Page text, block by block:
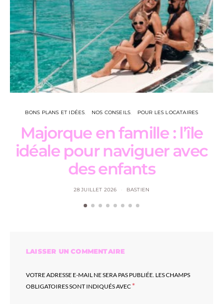
BONS PLANS ET IDÉES NOS CONSEILS POUR LES LOCATAIRES
Majorque en famille : l’île
idéale pour naviguer avec
des enfants
28 JUILLET 2026 BASTIEN
LAISSER UN COMMENTAIRE
VOTRE ADRESSE E-MAIL NE SERA PAS PUBLIÉE. LES CHAMPS
OBLIGATOIRES SONT INDIQUÉS AVEC *